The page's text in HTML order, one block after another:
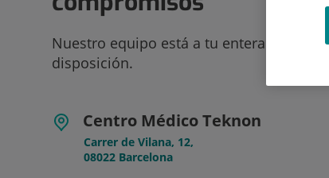
Nuestro equipo está a tu entera
disposición.
Centro Médico Teknon
Carrer de Vilana, 12,
08022 Barcelona